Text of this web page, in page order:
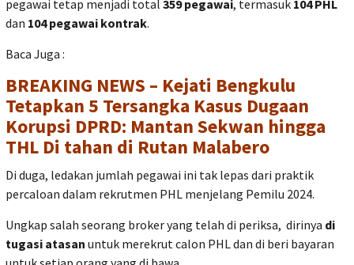
pegawai tetap menjadi total 359 pegawai, termasuk 104 PHL
dan 104 pegawai kontrak.
Baca Juga :
BREAKING NEWS – Kejati Bengkulu
Tetapkan 5 Tersangka Kasus Dugaan
Korupsi DPRD: Mantan Sekwan hingga
THL Di tahan di Rutan Malabero
Di duga, ledakan jumlah pegawai ini tak lepas dari praktik
percaloan dalam rekrutmen PHL menjelang Pemilu 2024.
Ungkap salah seorang broker yang telah di periksa, dirinya di
tugasi atasan untuk merekrut calon PHL dan di beri bayaran